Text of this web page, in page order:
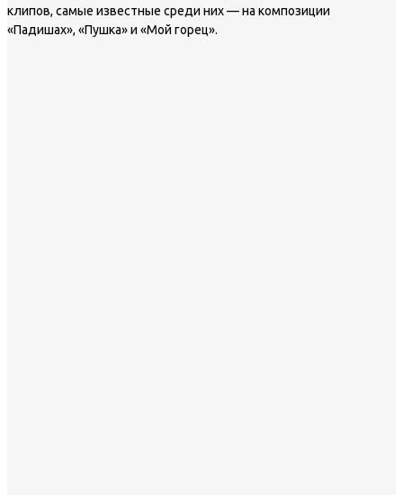
клипов, самые известные среди них — на композиции
«Падишах», «Пушка» и «Мой горец».